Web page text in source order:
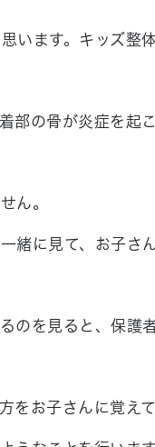
います。キッズ整
部の骨が炎症を起
ん。
緒に見て、お子さ
のを見ると、保護
をお子さんに覚え